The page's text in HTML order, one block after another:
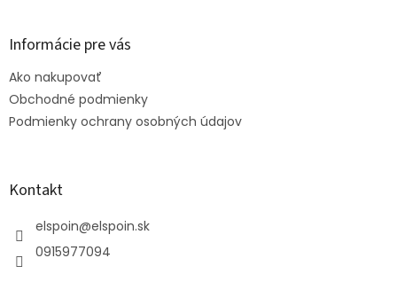
Informácie pre vás
Ako nakupovať
Obchodné podmienky
Podmienky ochrany osobných údajov
Kontakt
elspoin@elspoin.sk
0915977094